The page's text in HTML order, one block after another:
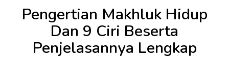
Pengertian Makhluk Hidup
Dan 9 Ciri Beserta
Penjelasannya Lengkap